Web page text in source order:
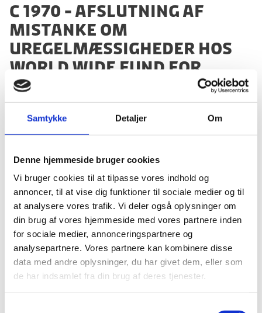
Samtykke Detaljer Om
Denne hjemmeside bruger cookies
Vi bruger cookies til at tilpasse vores indhold og
annoncer, til at vise dig funktioner til sociale medier og til
at analysere vores trafik. Vi deler også oplysninger om
din brug af vores hjemmeside med vores partnere inden
for sociale medier, annonceringspartnere og
analysepartnere. Vores partnere kan kombinere disse
data med andre oplysninger, du har givet dem, eller som
de har indsamlet fra din brug af deres tjenester.
C 1970 - Afslutning af
mistanke om
uregelmæssigheder hos
World Wide Fund for
Nature's underpartner,
Brazilian Network for
Territorial Development
Research and
Management (RETE) i
Brasilien
09.04.2025
Del på Facebook
Del på X (Twitter)
Del på LinkedIn